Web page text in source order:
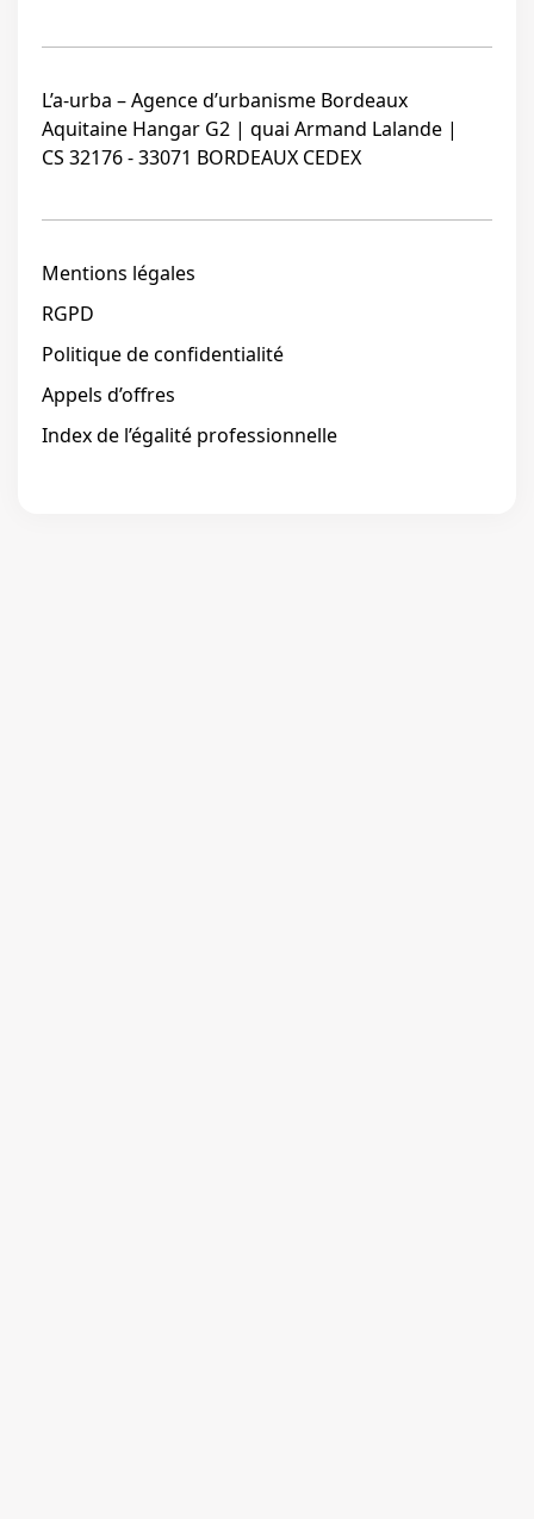
L’a-urba – Agence d’urbanisme Bordeaux
Aquitaine Hangar G2 | quai Armand Lalande |
CS 32176 - 33071 BORDEAUX CEDEX
Mentions légales
RGPD
Politique de confidentialité
Appels d’offres
Index de l’égalité professionnelle